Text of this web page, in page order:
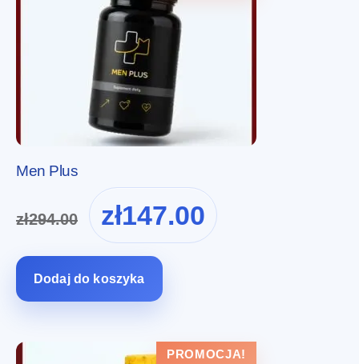
Men Plus
zł294.00
Pierwotna
cena
wynosiła:
zł147.00
cena
Dodaj do koszyka
PROMOCJA!